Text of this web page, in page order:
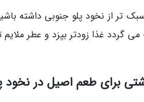
تر از نخود پلو جنوبی داشته
گردد غذا زودتر بپزد و عطر
برای طعم اصیل در نخود